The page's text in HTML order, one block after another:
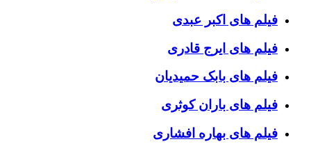
فیلم های اکبر عبدی
فیلم های ایرج قادری
فیلم های بابک حمیدیان
فیلم های باران کوثری
فیلم های بهاره افشاری